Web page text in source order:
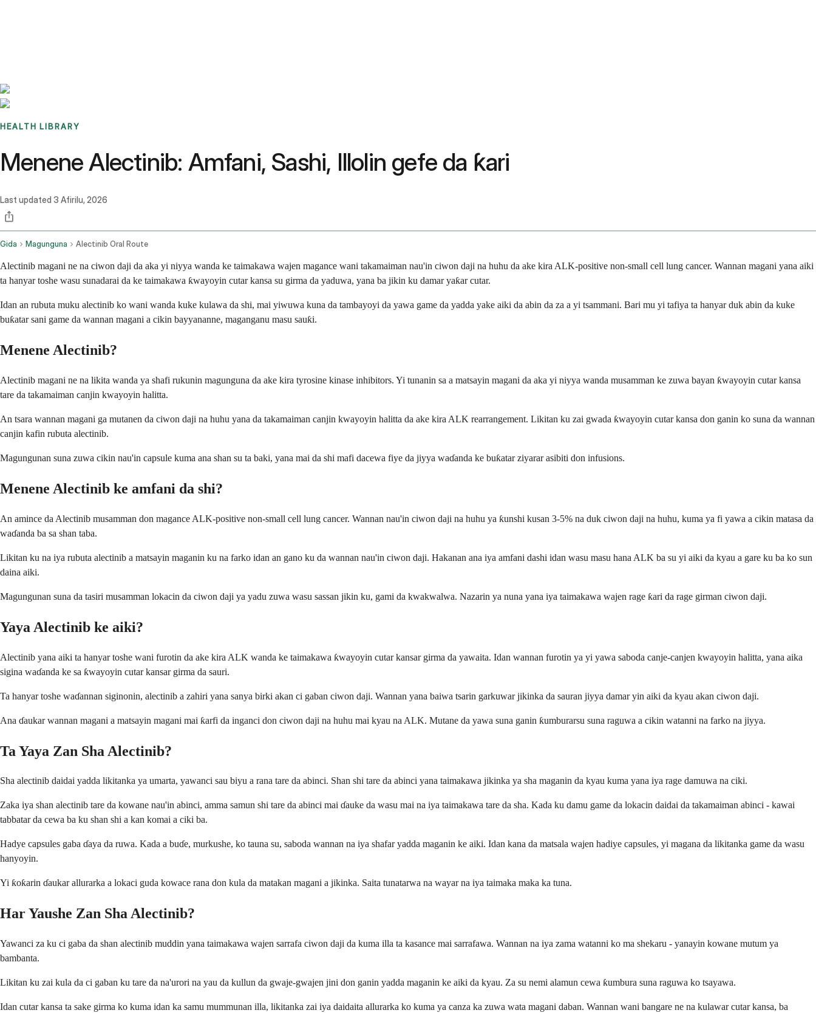
HEALTH LIBRARY
Menene Alectinib: Amfani, Sashi, Illolin gefe da ƙari
Last updated 3 Afirilu, 2026
Gida Magunguna Alectinib Oral Route
Alectinib magani ne na ciwon daji da aka yi niyya wanda ke taimakawa wajen magance wani takamaiman nau'in ciwon daji na huhu da ake kira ALK-positive non-small cell lung cancer. Wannan magani yana aiki
ta hanyar toshe wasu sunadarai da ke taimakawa ƙwayoyin cutar kansa su girma da yaduwa, yana ba jikin ku damar yaƙar cutar.
Idan an rubuta muku alectinib ko wani wanda kuke kulawa da shi, mai yiwuwa kuna da tambayoyi da yawa game da yadda yake aiki da abin da za a yi tsammani. Bari mu yi tafiya ta hanyar duk abin da kuke
buƙatar sani game da wannan magani a cikin bayyananne, maganganu masu sauƙi.
Menene Alectinib?
Alectinib magani ne na likita wanda ya shafi rukunin magunguna da ake kira tyrosine kinase inhibitors. Yi tunanin sa a matsayin magani da aka yi niyya wanda musamman ke zuwa bayan ƙwayoyin cutar kansa
tare da takamaiman canjin kwayoyin halitta.
An tsara wannan magani ga mutanen da ciwon daji na huhu yana da takamaiman canjin kwayoyin halitta da ake kira ALK rearrangement. Likitan ku zai gwada ƙwayoyin cutar kansa don ganin ko suna da wannan
canjin kafin rubuta alectinib.
Magungunan suna zuwa cikin nau'in capsule kuma ana shan su ta baki, yana mai da shi mafi dacewa fiye da jiyya waɗanda ke buƙatar ziyarar asibiti don infusions.
Menene Alectinib ke amfani da shi?
An amince da Alectinib musamman don magance ALK-positive non-small cell lung cancer. Wannan nau'in ciwon daji na huhu ya ƙunshi kusan 3-5% na duk ciwon daji na huhu, kuma ya fi yawa a cikin matasa da
waɗanda ba sa shan taba.
Likitan ku na iya rubuta alectinib a matsayin maganin ku na farko idan an gano ku da wannan nau'in ciwon daji. Hakanan ana iya amfani dashi idan wasu masu hana ALK ba su yi aiki da kyau a gare ku ba ko sun
daina aiki.
Magungunan suna da tasiri musamman lokacin da ciwon daji ya yadu zuwa wasu sassan jikin ku, gami da kwakwalwa. Nazarin ya nuna yana iya taimakawa wajen rage ƙari da rage girman ciwon daji.
Yaya Alectinib ke aiki?
Alectinib yana aiki ta hanyar toshe wani furotin da ake kira ALK wanda ke taimakawa ƙwayoyin cutar kansar girma da yawaita. Idan wannan furotin ya yi yawa saboda canje-canjen kwayoyin halitta, yana aika
sigina waɗanda ke sa ƙwayoyin cutar kansar girma da sauri.
Ta hanyar toshe waɗannan siginonin, alectinib a zahiri yana sanya birki akan ci gaban ciwon daji. Wannan yana baiwa tsarin garkuwar jikinka da sauran jiyya damar yin aiki da kyau akan ciwon daji.
Ana ɗaukar wannan magani a matsayin magani mai ƙarfi da inganci don ciwon daji na huhu mai kyau na ALK. Mutane da yawa suna ganin ƙumburarsu suna raguwa a cikin watanni na farko na jiyya.
Ta Yaya Zan Sha Alectinib?
Sha alectinib daidai yadda likitanka ya umarta, yawanci sau biyu a rana tare da abinci. Shan shi tare da abinci yana taimakawa jikinka ya sha maganin da kyau kuma yana iya rage damuwa na ciki.
Zaka iya shan alectinib tare da kowane nau'in abinci, amma samun shi tare da abinci mai ɗauke da wasu mai na iya taimakawa tare da sha. Kada ku damu game da lokacin daidai da takamaiman abinci - kawai
tabbatar da cewa ba ku shan shi a kan komai a ciki ba.
Hadye capsules gaba ɗaya da ruwa. Kada a buɗe, murkushe, ko tauna su, saboda wannan na iya shafar yadda maganin ke aiki. Idan kana da matsala wajen hadiye capsules, yi magana da likitanka game da wasu
hanyoyin.
Yi ƙoƙarin ɗaukar allurarka a lokaci guda kowace rana don kula da matakan magani a jikinka. Saita tunatarwa na wayar na iya taimaka maka ka tuna.
Har Yaushe Zan Sha Alectinib?
Yawanci za ku ci gaba da shan alectinib muddin yana taimakawa wajen sarrafa ciwon daji da kuma illa ta kasance mai sarrafawa. Wannan na iya zama watanni ko ma shekaru - yanayin kowane mutum ya
bambanta.
Likitan ku zai kula da ci gaban ku tare da na'urori na yau da kullun da gwaje-gwajen jini don ganin yadda maganin ke aiki da kyau. Za su nemi alamun cewa ƙumbura suna raguwa ko tsayawa.
Idan cutar kansa ta sake girma ko kuma idan ka samu mummunan illa, likitanka zai iya daidaita allurarka ko kuma ya canza ka zuwa wata magani daban. Wannan wani bangare ne na kulawar cutar kansa, ba